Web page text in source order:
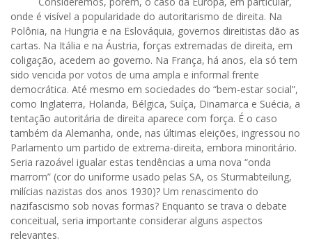
onde é visível a popularidade do autoritarismo de direita. Na
Polônia, na Hungria e na Eslováquia, governos direitistas dão as
cartas. Na Itália e na Áustria, forças extremadas de direita, em
coligação, acedem ao governo. Na França, há anos, ela só tem
sido vencida por votos de uma ampla e informal frente
democrática. Até mesmo em sociedades do “bem-estar social”,
como Inglaterra, Holanda, Bélgica, Suíça, Dinamarca e Suécia, a
tentação autoritária de direita aparece com força. É o caso
também da Alemanha, onde, nas últimas eleições, ingressou no
Parlamento um partido de extrema-direita, embora minoritário.
Seria razoável igualar estas tendências a uma nova “onda
marrom” (cor do uniforme usado pelas SA, os Sturmabteilung,
milícias nazistas dos anos 1930)? Um renascimento do
nazifascismo sob novas formas? Enquanto se trava o debate
conceitual, seria importante considerar alguns aspectos
relevantes.